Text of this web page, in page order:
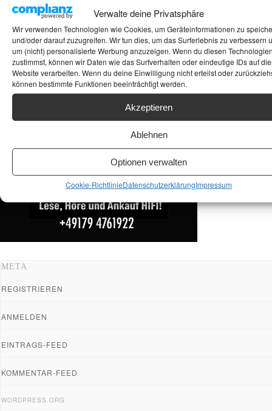
Verwalte deine Privatsphäre
Wir verwenden Technologien wie Cookies, um Geräteinformationen zu
und/oder darauf zuzugreifen. Wir tun dies, um das Surferlebnis zu verbessern
um (nicht) personalisierte Werbung anzuzeigen. Wenn du diesen
zustimmst, können wir Daten wie das Surfverhalten oder eindeutige IDs auf
Website verarbeiten. Wenn du deine Einwilligung nicht erteilst oder
können bestimmte Funktionen beeinträchtigt werden.
Akzeptieren
Ablehnen
Optionen verwalten
Cookie-RichtlinieDatenschutzerklärungImpressum
Suchen
ANKAUF HIFI & HIGH GERÄTE: +491794761922
META
REGISTRIEREN
ANMELDEN
EINTRAGS-FEED
KOMMENTAR-FEED
WORDPRESS.ORG